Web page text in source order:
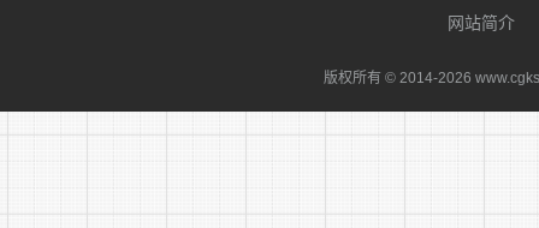
网站简介
版权所有 © 2014-2026